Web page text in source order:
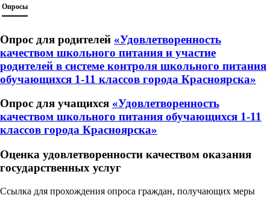
Опросы
Опрос для родителей «Удовлетворенность
качеством школьного питания и участие
родителей в системе контроля школьного питания
обучающихся 1-11 классов города Красноярска»
Опрос для учащихся «Удовлетворенность
качеством школьного питания обучающихся 1-11
классов города Красноярска»
Оценка удовлетворенности качеством оказания
государственных услуг
Ссылка для прохождения опроса граждан, получающих меры